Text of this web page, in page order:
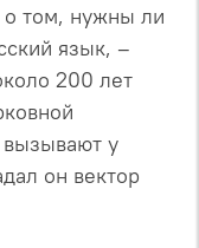
о том, нужны ли
язык, –
200 лет
вызывают у
он вектор